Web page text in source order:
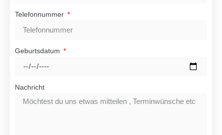
Telefonnummer
Geburtsdatum
Nachricht